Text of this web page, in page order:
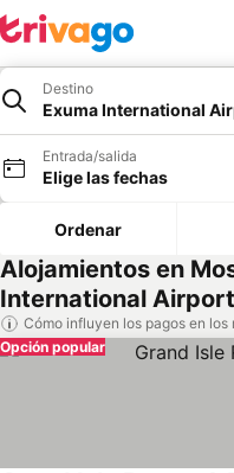
Destino
Exuma International
Entrada/salida
Elige las fechas
Ordenar
Alojamientos en
International
Cómo influyen los pagos en los
Opción popular